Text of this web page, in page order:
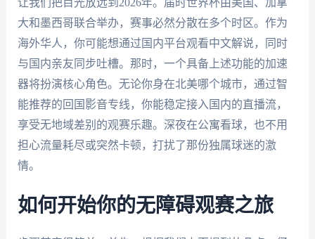
大和墨西哥联合举办，赛事必然分散在多个时区。作为
海外华人，你可能想通过国内平台观看中文解说，同时
与国内亲友同步吐槽。那时，一个具备上述功能的加速
器将扮演核心角色。无论你身在北美哪个城市，通过智
能推荐的回国影音专线，你能稳定接入国内的直播流，
享受无地域差别的观赛乐趣。深夜在公寓看球，也不用
担心流量耗尽或突然卡顿，打扰了那份独属球迷的激
情。
如何开始你的无障碍观赛之旅